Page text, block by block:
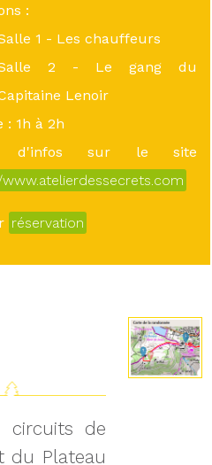
:
1 - Les chauffeurs
2 - Le gang du
Lenoir
: 1h à 2h
d'infos sur le site
réservation
circuits de
du Plateau